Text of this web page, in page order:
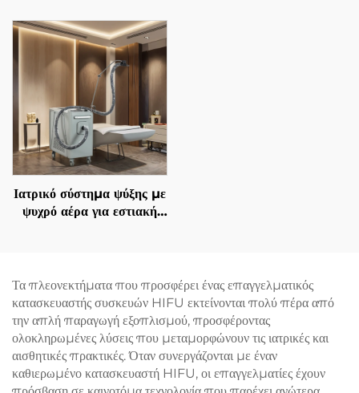
για Αναζωογόνηση του
Προσώπου
Ιατρικό σύστημα ψύξης με
ψυχρό αέρα για εστιακή
προστασία του επιδερμίδα
και συνεχή, μη επαφόμενη
χρήση σε κλινικές
Τα πλεονεκτήματα που προσφέρει ένας επαγγελματικός
κατασκευαστής συσκευών HIFU εκτείνονται πολύ πέρα από
την απλή παραγωγή εξοπλισμού, προσφέροντας
ολοκληρωμένες λύσεις που μεταμορφώνουν τις ιατρικές και
αισθητικές πρακτικές. Όταν συνεργάζονται με έναν
καθιερωμένο κατασκευαστή HIFU, οι επαγγελματίες έχουν